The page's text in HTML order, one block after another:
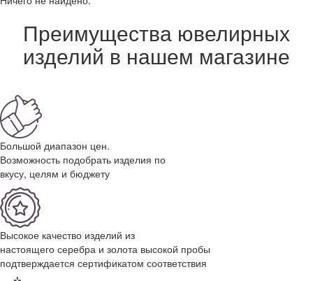
Преимущества ювелирных
изделий в нашем магазине
Большой диапазон цен.
Возможность подобрать изделия по
вкусу, целям и бюджету
Высокое качество изделий из
настоящего серебра и золота высокой пробы
подтверждается сертификатом соответствия